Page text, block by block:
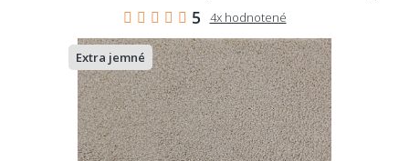
5 4x hodnotené
Extra jemné